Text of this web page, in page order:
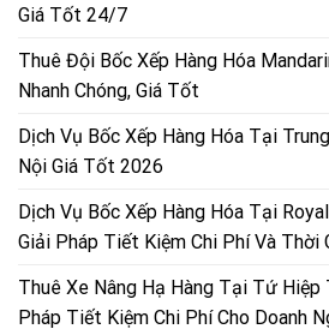
Giá Tốt 24/7
Thuê Đội Bốc Xếp Hàng Hóa
Nhanh Chóng, Giá Tốt
Dịch Vụ Bốc Xếp Hàng Hóa Tại
Nội Giá Tốt 2026
Dịch Vụ Bốc Xếp Hàng Hóa Tại
Giải Pháp Tiết Kiệm Chi Phí Và Thời
Thuê Xe Nâng Hạ Hàng Tại Tứ Hiệp
Pháp Tiết Kiệm Chi Phí Cho Doanh